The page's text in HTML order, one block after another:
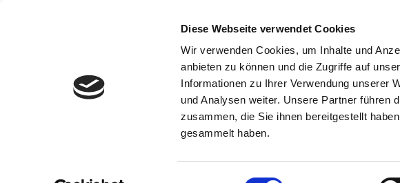
Diese Webseite verwendet Cookies
Wir verwenden Cookies, um Inhalte und
anbieten zu können und die Zugriffe auf
Informationen zu Ihrer Verwendung unserer
und Analysen weiter. Unsere Partner führen
zusammen, die Sie ihnen bereitgestellt
gesammelt haben.
Einwilligungsauswahl
Kontakt 0 44 89 -
Kategorien
AHK- Zubehör, Ersatzteile